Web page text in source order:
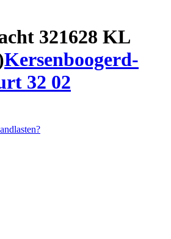
321628 KL
Kersenboogerd-
32 02